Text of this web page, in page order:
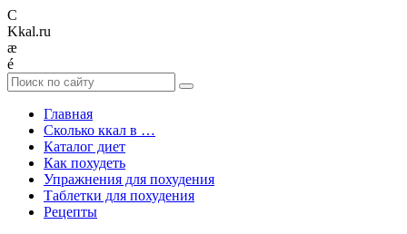
C
Kkal.ru
æ
é
Главная
Сколько ккал в …
Каталог диет
Как похудеть
Упражнения для похудения
Таблетки для похудения
Рецепты